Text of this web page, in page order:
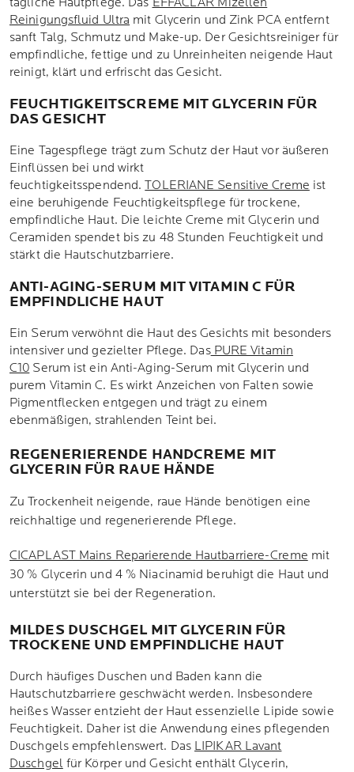
Reinigungsfluid Ultra mit Glycerin und Zink PCA entfernt
sanft Talg, Schmutz und Make-up. Der Gesichtsreiniger für
empfindliche, fettige und zu Unreinheiten neigende Haut
reinigt, klärt und erfrischt das Gesicht.
FEUCHTIGKEITSCREME MIT GLYCERIN FÜR
DAS GESICHT
Eine Tagespflege trägt zum Schutz der Haut vor äußeren
Einflüssen bei und wirkt
feuchtigkeitsspendend.TOLERIANE Sensitive Creme ist
eine beruhigende Feuchtigkeitspflege für trockene,
empfindliche Haut. Die leichte Creme mit Glycerin und
Ceramiden spendet bis zu 48 Stunden Feuchtigkeit und
stärkt die Hautschutzbarriere.
ANTI-AGING-SERUM MIT VITAMIN C FÜR
EMPFINDLICHE HAUT
Ein Serum verwöhnt die Haut des Gesichts mit besonders
intensiver und gezielter Pflege. DasPURE Vitamin
C10 Serum ist ein Anti-Aging-Serum mit Glycerin und
purem Vitamin C. Es wirkt Anzeichen von Falten sowie
Pigmentflecken entgegen und trägt zu einem
ebenmäßigen, strahlenden Teint bei.
REGENERIERENDE HANDCREME MIT
GLYCERIN FÜR RAUE HÄNDE
Zu Trockenheit neigende, raue Hände benötigen eine
reichhaltige und regenerierende Pflege.
CICAPLAST Mains Reparierende Hautbarriere-Creme mit
30 % Glycerin und 4 % Niacinamid beruhigt die Haut und
unterstützt sie bei der Regeneration.
MILDES DUSCHGEL MIT GLYCERIN FÜR
TROCKENE UND EMPFINDLICHE HAUT
Durch häufiges Duschen und Baden kann die
Hautschutzbarriere geschwächt werden. Insbesondere
heißes Wasser entzieht der Haut essenzielle Lipide sowie
Feuchtigkeit. Daher ist die Anwendung eines pflegenden
Duschgels empfehlenswert. Das LIPIKAR Lavant
Duschgel für Körper und Gesicht enthält Glycerin,